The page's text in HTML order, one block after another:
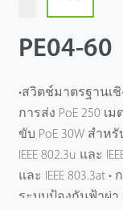
PE04-60
•สวิตช์มาตรฐานเ
การส่ง PoE 250
ขับ PoE 30W สําห
IEEE 802.3u และ
และ IEEE 803.3at
ระบบป้องกันฟ้าผ่า